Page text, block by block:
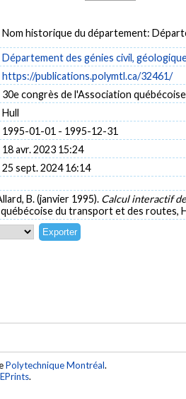
Nom historique du département:
Département des génies civil,
https://publications.polymtl.ca/32461/
30e congrès de l'Association
Hull
1995-01-01 - 1995-12-31
18 avr. 2023 15:24
25 sept. 2024 16:14
B. (janvier 1995). Calcul interactif
du transport et des routes,
Polytechnique Montréal.
EPrints.